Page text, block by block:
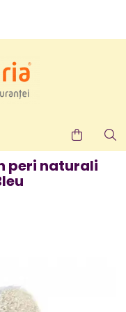
peri naturali